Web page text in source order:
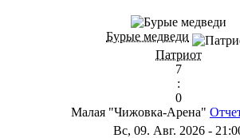
Бурые медведи
Патриот
7
:
0
Малая "Чижовка-Арена"
Вс, 09. Авг. 2026 -